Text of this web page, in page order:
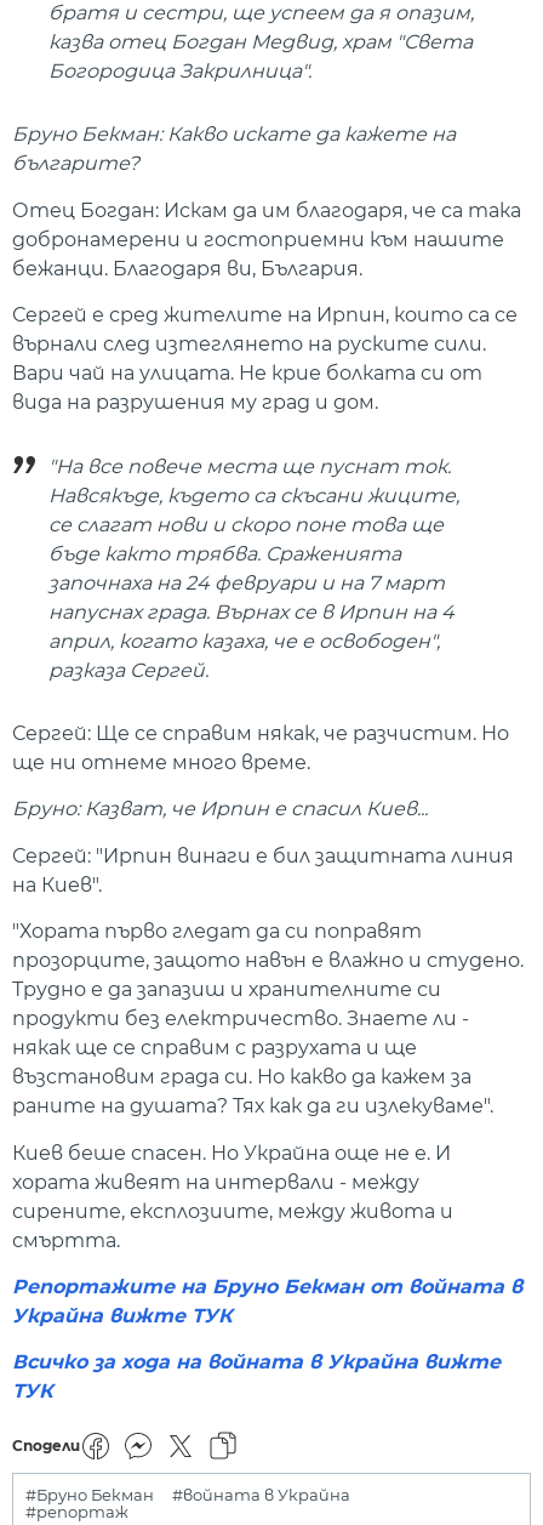
братя и сестри, ще успеем да я опазим,
казва отец Богдан Медвид, храм "Света
Богородица Закрилница".
Бруно Бекман: Какво искате да кажете на
българите?
Отец Богдан: Искам да им благодаря, че са така
добронамерени и гостоприемни към нашите
бежанци. Благодаря ви, България.
Сергей е сред жителите на Ирпин, които са се
върнали след изтеглянето на руските сили.
Вари чай на улицата. Не крие болката си от
вида на разрушения му град и дом.
"На все повече места ще пуснат ток.
Навсякъде, където са скъсани жиците,
се слагат нови и скоро поне това ще
бъде както трябва. Сраженията
започнаха на 24 февруари и на 7 март
напуснах града. Върнах се в Ирпин на 4
април, когато казаха, че е освободен",
разказа Сергей.
Сергей: Ще се справим някак, че разчистим. Но
ще ни отнеме много време.
Бруно: Казват, че Ирпин е спасил Киев...
Сергей: "Ирпин винаги е бил защитната линия
на Киев".
"Хората първо гледат да си поправят
прозорците, защото навън е влажно и студено.
Трудно е да запазиш и хранителните си
продукти без електричество. Знаете ли -
някак ще се справим с разрухата и ще
възстановим града си. Но какво да кажем за
раните на душата? Тях как да ги излекуваме".
Киев беше спасен. Но Украйна още не е. И
хората живеят на интервали - между
сирените, експлозиите, между живота и
смъртта.
Репортажите на Бруно Бекман от войната в
Украйна вижте ТУК
Всичко за хода на войната в Украйна вижте
ТУК
Сподели
#Бруно Бекман
#войната в Украйна
#репортаж